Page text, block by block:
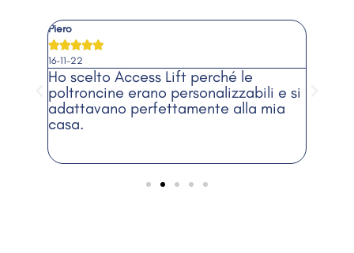
Piero

16-11-22
Ho scelto Access Lift perché le
poltroncine erano personalizzabili e si
adattavano perfettamente alla mia
casa.